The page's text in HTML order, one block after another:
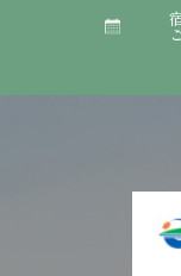
お問い合わせ
当施設の個人情報
伊方町健康交流施